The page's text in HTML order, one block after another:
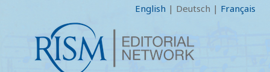
English | Deutsch | Français